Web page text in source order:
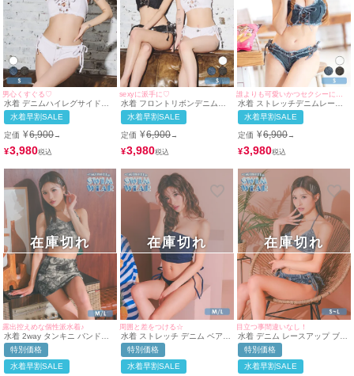
男心くすぐる♡
水着 デニムハイレグサイドリ
ボンパンツバンドゥホルターネ
ックビキニ
水着早割SALE
定価 ¥6,900→
¥3,980
sexyに派手に♡
水着 フロントリボンデニムレ
ースアップバンドゥホルターネ
ックビキニ
水着早割SALE
定価 ¥6,900→
¥3,980
水着 ストレッチデニムレース
アップバンドゥホルターネック
ビキニ
水着早割SALE
定価 ¥6,900→
¥3,980
露出控えめな個性派水着♪
水着 2way タンキニ バンドゥ
ドロスト レースアップ デニム
プリント 体型カバー スカート
ギャル ビキニ (デニムプリン
ト/MIYABI着用)
特別価格
水着早割SALE
在庫切れ
周囲と差をつける☆
水着 ストレッチ デニム ベアト
ップ チューブトップ ギャル ビ
キニ (ネイビー/MIYABI着用)
特別価格
水着早割SALE
在庫切れ
目立つ事間違いなし！
水着 デニム レースアップ ブラ
ジリアン ギャル ホルターネッ
ク 三角 ビキニ (ブルー/MIYABI
着用)
特別価格
水着早割SALE
在庫切れ